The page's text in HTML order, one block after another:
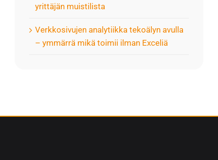
yrittäjän muistilista
Verkkosivujen analytiikka tekoälyn avulla
– ymmärrä mikä toimii ilman Exceliä